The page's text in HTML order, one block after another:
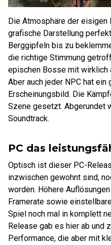
Die Atmosphäre der
grafische Darstellung
Berggipfeln bis zu
die richtige Stimmung
epischen Bosse mit wirklich
Aber auch jeder NPC hat
Erscheinungsbild. Die
Szene gesetzt. Abgerundet
Soundtrack.
PC das
Optisch ist dieser PC-
inzwischen gewohnt sind,
worden. Höhere
Framerate sowie
Spiel noch mal in komplett
Release gab es hier ab und
Performance, die aber mit